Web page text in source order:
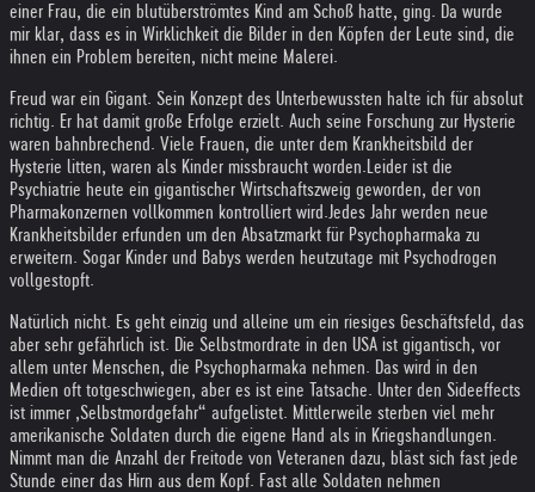
einer Frau, die ein blutüberströmtes Kind am Schoß hatte, ging. Da wurde
mir klar, dass es in Wirklichkeit die Bilder in den Köpfen der Leute sind, die
ihnen ein Problem bereiten, nicht meine Malerei.
Freud war ein Gigant. Sein Konzept des Unterbewussten halte ich für absolut
richtig. Er hat damit große Erfolge erzielt. Auch seine Forschung zur Hysterie
waren bahnbrechend. Viele Frauen, die unter dem Krankheitsbild der
Hysterie litten, waren als Kinder missbraucht worden. Leider ist die
Psychiatrie heute ein gigantischer Wirtschaftszweig geworden, der von
Pharmakonzernen vollkommen kontrolliert wird.Jedes Jahr werden neue
Krankheitsbilder erfunden um den Absatzmarkt für Psychopharmaka zu
erweitern. Sogar Kinder und Babys werden heutzutage mit Psychodrogen
vollgestopft.
Natürlich nicht. Es geht einzig und alleine um ein riesiges Geschäftsfeld, das
aber sehr gefährlich ist. Die Selbstmordrate in den USA ist gigantisch, vor
allem unter Menschen, die Psychopharmaka nehmen. Das wird in den
Medien oft totgeschwiegen, aber es ist eine Tatsache. Unter den Sideeffects
ist immer ‚Selbstmordgefahr“ aufgelistet. Mittlerweile sterben viel mehr
amerikanische Soldaten durch die eigene Hand als in Kriegshandlungen.
Nimmt man die Anzahl der Freitode von Veteranen dazu, bläst sich fast jede
Stunde einer das Hirn aus dem Kopf. Fast alle Soldaten nehmen